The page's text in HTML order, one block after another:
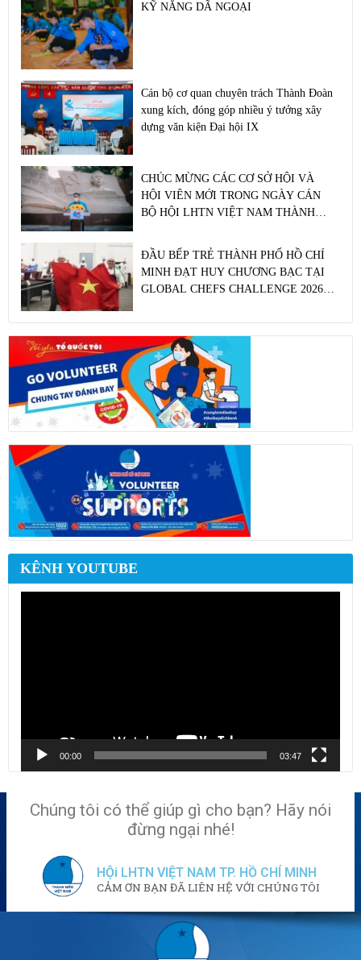
KỸ NĂNG DÃ NGOẠI
Cán bộ cơ quan chuyên trách Thành Đoàn
xung kích, đóng góp nhiều ý tưởng xây
dựng văn kiện Đại hội IX
CHÚC MỪNG CÁC CƠ SỞ HỘI VÀ
HỘI VIÊN MỚI TRONG NGÀY CÁN
BỘ HỘI LHTN VIỆT NAM THÀNH
ĐẦU BẾP TRẺ THÀNH PHỐ HỒ CHÍ
MINH ĐẠT HUY CHƯƠNG BẠC TẠI
GLOBAL CHEFS CHALLENGE 2026
QUỐC GIA
KÊNH YOUTUBE
00:00 03:47
Chúng tôi có thể giúp gì cho bạn? Hãy nói
đừng ngại nhé!
HỘi LHTN VIỆT NAM TP. HỒ CHÍ MINH
CẢM ƠN BẠN ĐÃ LIÊN HỆ VỚI CHÚNG TÔI